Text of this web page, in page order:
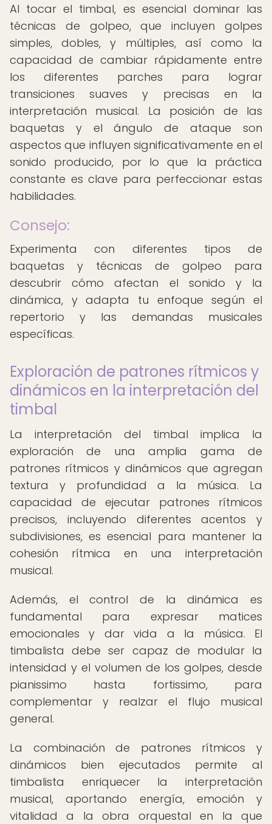
Al tocar el timbal, es esencial dominar las
técnicas de golpeo, que incluyen golpes
simples, dobles, y múltiples, así como la
capacidad de cambiar rápidamente entre
los diferentes parches para lograr
transiciones suaves y precisas en la
interpretación musical. La posición de las
baquetas y el ángulo de ataque son
aspectos que influyen significativamente en el
sonido producido, por lo que la práctica
constante es clave para perfeccionar estas
habilidades.
Consejo:
Experimenta con diferentes tipos de
baquetas y técnicas de golpeo para
descubrir cómo afectan el sonido y la
dinámica, y adapta tu enfoque según el
repertorio y las demandas musicales
específicas.
Exploración de patrones rítmicos y
dinámicos en la interpretación del
timbal
La interpretación del timbal implica la
exploración de una amplia gama de
patrones rítmicos y dinámicos que agregan
textura y profundidad a la música. La
capacidad de ejecutar patrones rítmicos
precisos, incluyendo diferentes acentos y
subdivisiones, es esencial para mantener la
cohesión rítmica en una interpretación
musical.
Además, el control de la dinámica es
fundamental para expresar matices
emocionales y dar vida a la música. El
timbalista debe ser capaz de modular la
intensidad y el volumen de los golpes, desde
pianissimo hasta fortissimo, para
complementar y realzar el flujo musical
general.
La combinación de patrones rítmicos y
dinámicos bien ejecutados permite al
timbalista enriquecer la interpretación
musical, aportando energía, emoción y
vitalidad a la obra orquestal en la que